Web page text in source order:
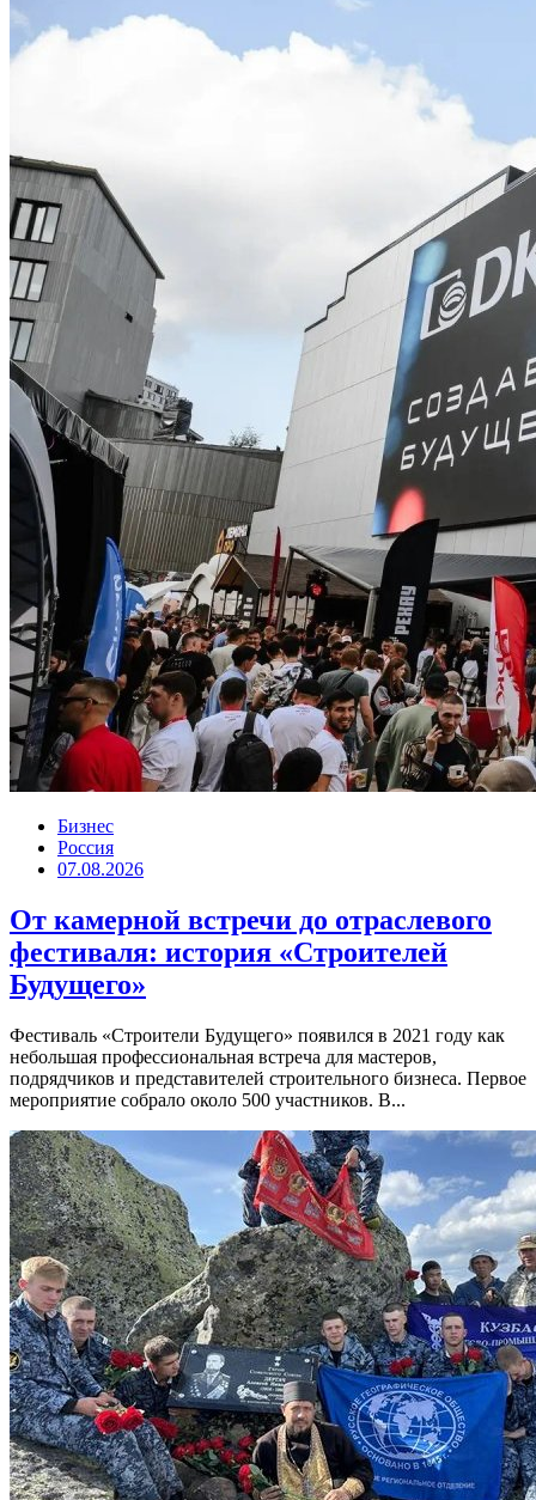
Бизнес
Россия
07.08.2026
От камерной встречи до отраслевого
фестиваля: история «Строителей
Будущего»
Фестиваль «Строители Будущего» появился в 2021 году как
небольшая профессиональная встреча для мастеров,
подрядчиков и представителей строительного бизнеса. Первое
мероприятие собрало около 500 участников. В...